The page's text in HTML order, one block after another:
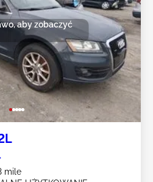
aby zobaczyć
mile